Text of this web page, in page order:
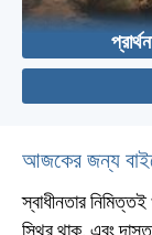
প্রার্থনা
আজকের জন্য
স্বাধীনতার